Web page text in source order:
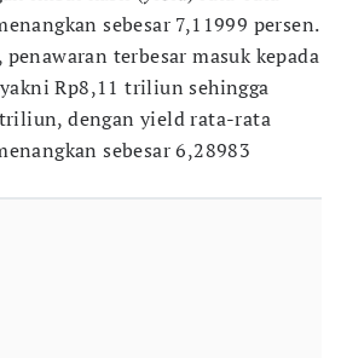
sebesar 7,11999 persen.
terbesar masuk kepada
Rp8,11 triliun sehingga
dengan yield rata-rata
sebesar 6,28983